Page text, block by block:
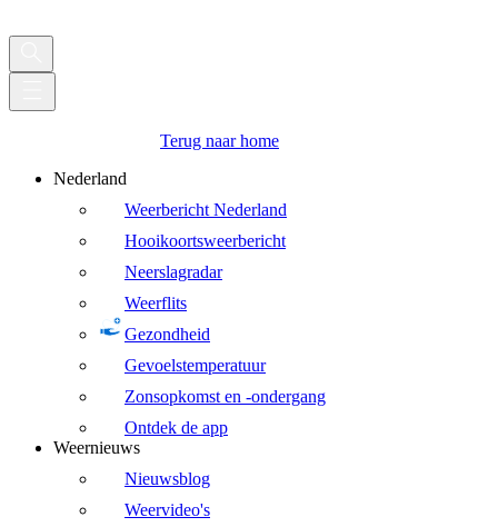
Terug naar home
Nederland
Weerbericht Nederland
Hooikoortsweerbericht
Neerslagradar
Weerflits
Gezondheid
Gevoelstemperatuur
Zonsopkomst en -ondergang
Ontdek de app
Weernieuws
Nieuwsblog
Weervideo's